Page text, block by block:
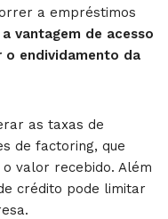
a empréstimos
vantagem de acesso
o endividamento da
as taxas de
de factoring, que
valor recebido. Além
crédito pode limitar